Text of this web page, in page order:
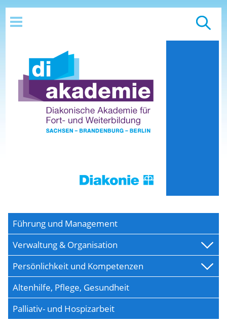
Führung und Management
Verwaltung & Organisation
Persönlichkeit und Kompetenzen
Altenhilfe, Pflege, Gesundheit
Palliativ- und Hospizarbeit